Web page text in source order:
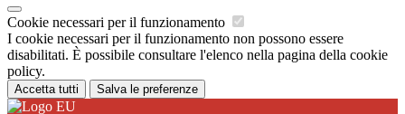
Cookie necessari per il funzionamento
I cookie necessari per il funzionamento non possono essere
disabilitati. È possibile consultare l'elenco nella pagina della cookie
policy.
Accetta tutti Salva le preferenze